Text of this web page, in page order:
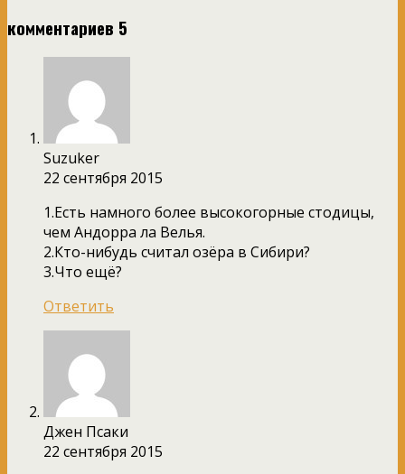
комментариев 5
Suzuker
22 сентября 2015
1.Есть намного более высокогорные стодицы,
чем Андорра ла Велья.
2.Кто-нибудь считал озёра в Сибири?
3.Что ещё?
Ответить
Джен Псаки
22 сентября 2015